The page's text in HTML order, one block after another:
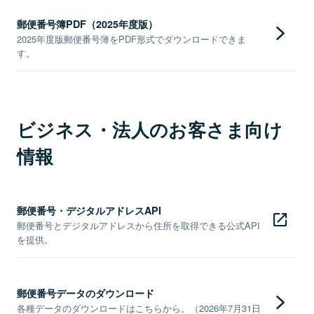
郵便番号簿PDF（2025年度版）
2025年度版郵便番号簿をPDF形式でダウンロードできま
す。
ビジネス・法人のお客さま向け
情報
郵便番号・デジタルアドレスAPI
郵便番号とデジタルアドレスから住所を取得できる公式API
を提供。
郵便番号データのダウンロード
各種データのダウンロードはこちらから。（2026年7月31日